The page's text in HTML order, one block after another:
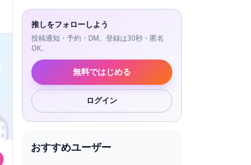
推しをフォローしよう
投稿通知・予約・DM。登録は30秒・匿名
OK。
無料ではじめる
ログイン
おすすめユーザー